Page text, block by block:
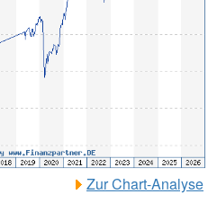
Zur Chart-Analyse